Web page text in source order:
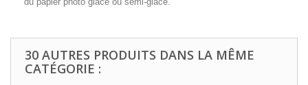
30 AUTRES PRODUITS DANS LA MÊME
CATÉGORIE :